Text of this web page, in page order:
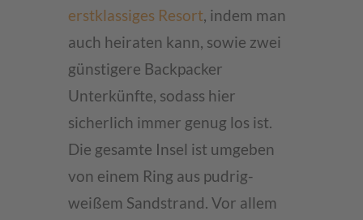
erstklassiges Resort, indem man
auch heiraten kann, sowie zwei
günstigere Backpacker
Unterkünfte, sodass hier
sicherlich immer genug los ist.
Die gesamte Insel ist umgeben
von einem Ring aus pudrig-
weißem Sandstrand. Vor allem